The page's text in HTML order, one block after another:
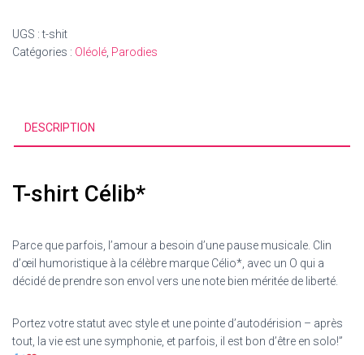
UGS :t-shit
Catégories : Oléolé Parodies
DESCRIPTION
T-shirt Célib*
Parce que parfois, l’amour a besoin d’une pause musicale. Clin
d’œil humoristique à la célèbre marque Célio*, avec un O qui a
décidé de prendre son envol vers une note bien méritée de liberté.
Portez votre statut avec style et une pointe d’autodérision – après
tout, la vie est une symphonie, et parfois, il est bon d’être en solo!”